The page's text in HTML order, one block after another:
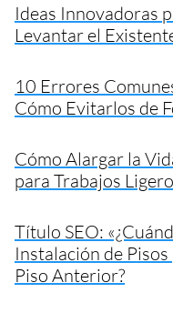
Ideas Innovadoras
Levantar el
10 Errores
Cómo Evitarlos de
Cómo Alargar la
para Trabajos
Título SEO:
Instalación de
Piso Anterior?